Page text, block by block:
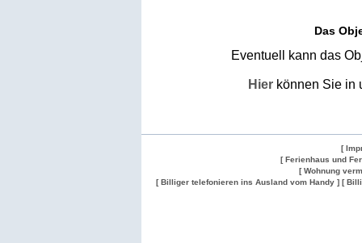
Das
Eventuell kann das
Hier können Sie in
[
[ Ferienhaus und
[ Wohnung
[ Billiger telefonieren ins Ausland vom Handy ] [